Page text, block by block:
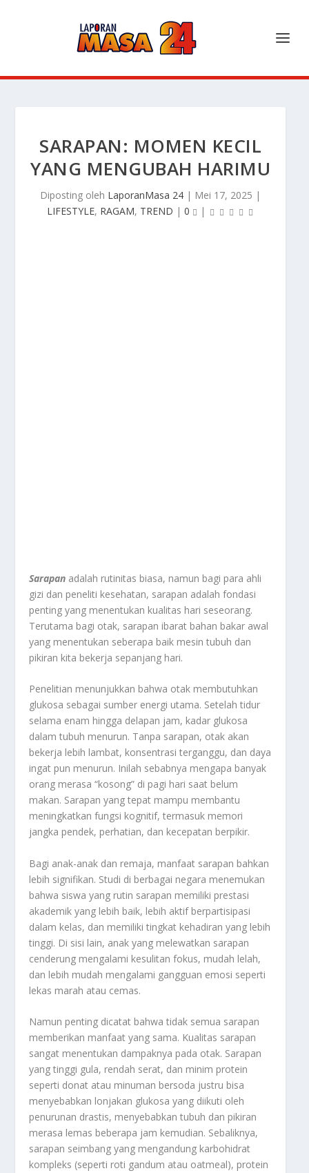
SARAPAN: MOMEN KECIL
YANG MENGUBAH HARIMU
Diposting oleh LaporanMasa 24 | Mei 17, 2025 |
LIFESTYLE, RAGAM, TREND | 0 |
Sarapan adalah rutinitas biasa, namun bagi para ahli
gizi dan peneliti kesehatan, sarapan adalah fondasi
penting yang menentukan kualitas hari seseorang.
Terutama bagi otak, sarapan ibarat bahan bakar awal
yang menentukan seberapa baik mesin tubuh dan
pikiran kita bekerja sepanjang hari.
Penelitian menunjukkan bahwa otak membutuhkan
glukosa sebagai sumber energi utama. Setelah tidur
selama enam hingga delapan jam, kadar glukosa
dalam tubuh menurun. Tanpa sarapan, otak akan
bekerja lebih lambat, konsentrasi terganggu, dan daya
ingat pun menurun. Inilah sebabnya mengapa banyak
orang merasa “kosong” di pagi hari saat belum
makan. Sarapan yang tepat mampu membantu
meningkatkan fungsi kognitif, termasuk memori
jangka pendek, perhatian, dan kecepatan berpikir.
Bagi anak-anak dan remaja, manfaat sarapan bahkan
lebih signifikan. Studi di berbagai negara menemukan
bahwa siswa yang rutin sarapan memiliki prestasi
akademik yang lebih baik, lebih aktif berpartisipasi
dalam kelas, dan memiliki tingkat kehadiran yang lebih
tinggi. Di sisi lain, anak yang melewatkan sarapan
cenderung mengalami kesulitan fokus, mudah lelah,
dan lebih mudah mengalami gangguan emosi seperti
lekas marah atau cemas.
Namun penting dicatat bahwa tidak semua sarapan
memberikan manfaat yang sama. Kualitas sarapan
sangat menentukan dampaknya pada otak. Sarapan
yang tinggi gula, rendah serat, dan minim protein
seperti donat atau minuman bersoda justru bisa
menyebabkan lonjakan glukosa yang diikuti oleh
penurunan drastis, menyebabkan tubuh dan pikiran
merasa lemas beberapa jam kemudian. Sebaliknya,
sarapan seimbang yang mengandung karbohidrat
kompleks (seperti roti gandum atau oatmeal), protein